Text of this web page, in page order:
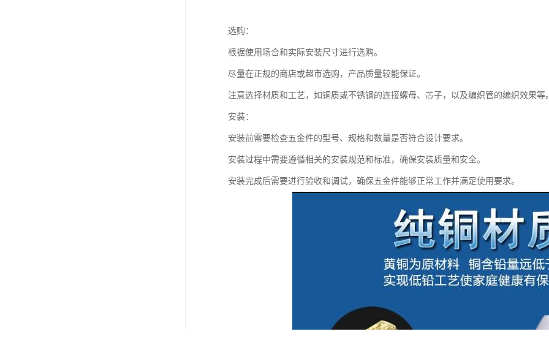
选购：
根据使用场合和实际安装尺寸进行选购。
尽量在正规的商店或超市选购，产品质量较能保证。
注意选择材质和工艺，如铜质或不锈钢的连接螺母、芯子，以及编织管的编织效果等
安装：
安装前需要检查五金件的型号、规格和数量是否符合设计要求。
安装过程中需要遵循相关的安装规范和标准，确保安装质量和安全。
安装完成后需要进行验收和调试，确保五金件能够正常工作并满足使用要求。